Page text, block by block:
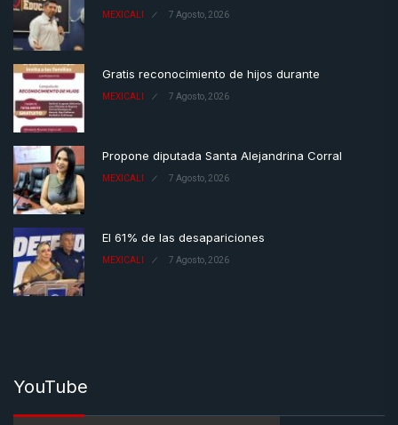
MEXICALI 7 Agosto, 2026
Gratis reconocimiento de hijos durante
MEXICALI 7 Agosto, 2026
Propone diputada Santa Alejandrina Corral
MEXICALI 7 Agosto, 2026
El 61% de las desapariciones
MEXICALI 7 Agosto, 2026
YouTube